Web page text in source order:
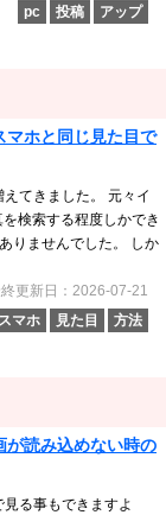
pc
投稿 アップ
ホと同じ見た目で
てきました。 元々イ
検索する程度しかでき
りませんでした。 しか
更新日：2026-07-21
スマホ
見た目 方法
読み込めない時の
る事もできますよ